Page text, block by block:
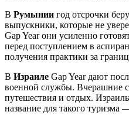
В Румынии год отсрочки
выпускники, которые не
Gap Year они усиленно
перед поступлением в
получения практики за
В Израиле Gap Year дают
военной службы. Вчерашние
путешествия и отдых.
название для такого туризма